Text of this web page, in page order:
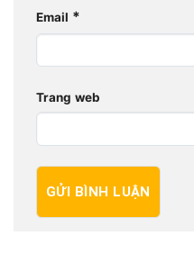
Email *
Trang web